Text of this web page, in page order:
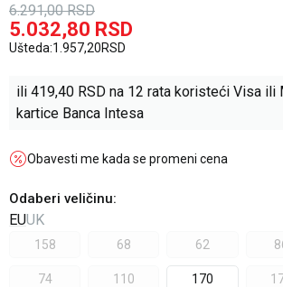
6.291,00 RSD
5.032,80 RSD
Ušteda:1.957,20RSD
ili 419,40 RSD na 12 rata koristeći Visa ili
kartice Banca Intesa
Obavesti me kada se promeni cena
Odaberi veličinu:
EUUK
158
68 62
74 110 170